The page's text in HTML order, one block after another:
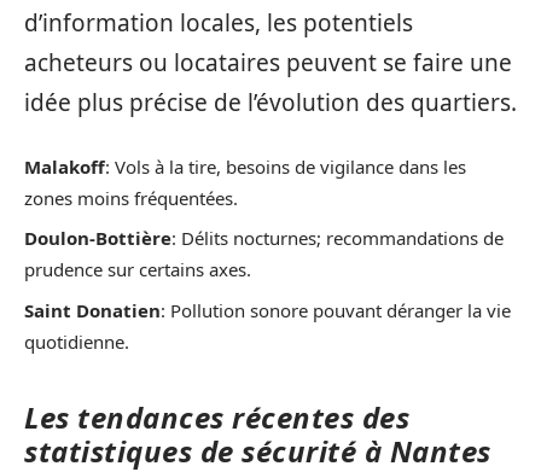
d’information locales, les potentiels
acheteurs ou locataires peuvent se faire une
idée plus précise de l’évolution des quartiers.
Malakoff: Vols à la tire, besoins de vigilance dans les
zones moins fréquentées.
Doulon-Bottière: Délits nocturnes; recommandations de
prudence sur certains axes.
Saint Donatien: Pollution sonore pouvant déranger la vie
quotidienne.
Les tendances récentes des
statistiques de sécurité à Nantes